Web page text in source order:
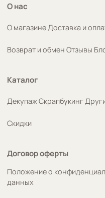
О нас
О магазинеДоставка и
Возврат и обмен Отзывы
Каталог
ДекупажСкрапбукинг
Скидки
Договор оферты
Положение о
данных